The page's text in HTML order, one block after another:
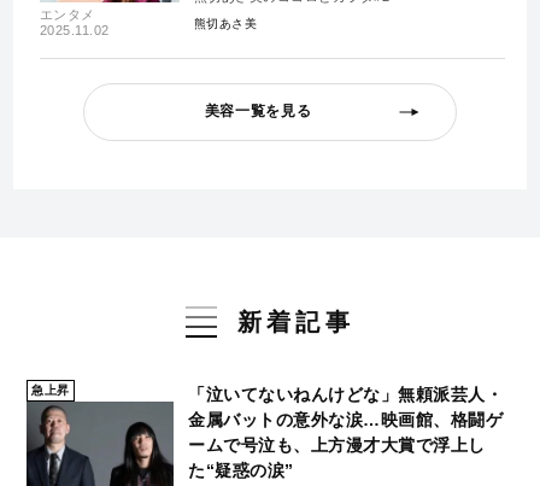
エンタメ
2025.11.02
熊切あさ美
美容一覧を見る
新着記事
急上昇
「泣いてないねんけどな」無頼派芸人・
金属バットの意外な涙…映画館、格闘ゲ
ームで号泣も、上方漫才大賞で浮上し
た“疑惑の涙”